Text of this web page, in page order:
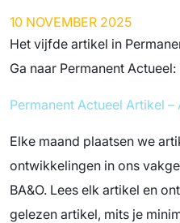
10 NOVEMBER 2025
Het vijfde artikel in
Ga naar Permanent Actueel:
Permanent Actueel Artikel
Elke maand plaatsen we
ontwikkelingen in ons
BA&O. Lees elk artikel en
gelezen artikel, mits je